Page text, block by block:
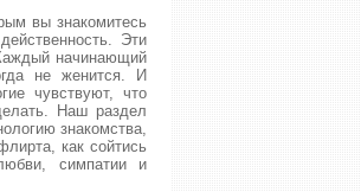
вы знакомитесь
Эти
начинающий
не женится. И
чувствуют, что
Наш раздел
знакомства,
как сойтись
симпатии и